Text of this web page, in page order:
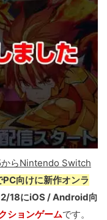
らNintendo Switch
向けに新作オンラ
18にiOS / Android向
ションゲームです。